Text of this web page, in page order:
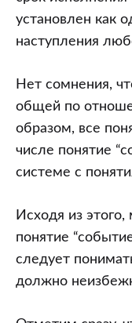
установлен как
наступления
Нет сомнения,
общей по
образом, все
числе понятие
системе с
Исходя из
понятие
следует
должно